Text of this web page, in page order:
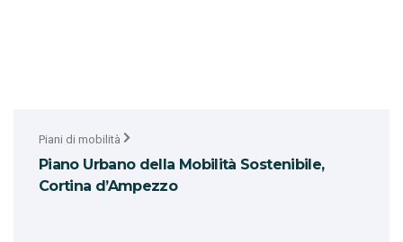
Piani di mobilità
Piano Urbano della Mobilità Sostenibile,
Cortina d’Ampezzo